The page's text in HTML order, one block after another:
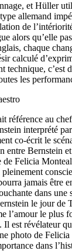
et Hüller
allemand
de
alors qu’elle
chaque
calculé
technique, c’est
les
référence au
interprété
co-écrit le
entre Bernstein
de Felicia
jamais être
dans une
le jour de
l’amour le plus
est révélateur
photo de
dans